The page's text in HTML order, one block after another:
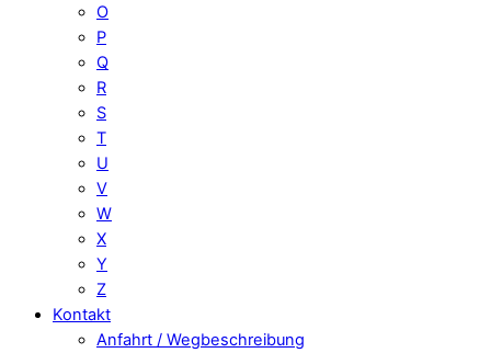
O
P
Q
R
S
T
U
V
W
X
Y
Z
Kontakt
Anfahrt / Wegbeschreibung